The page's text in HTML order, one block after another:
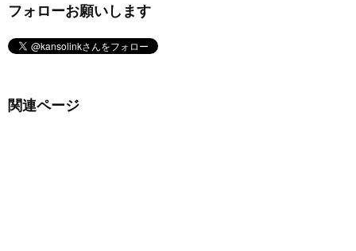
フォローお願いします
関連ページ